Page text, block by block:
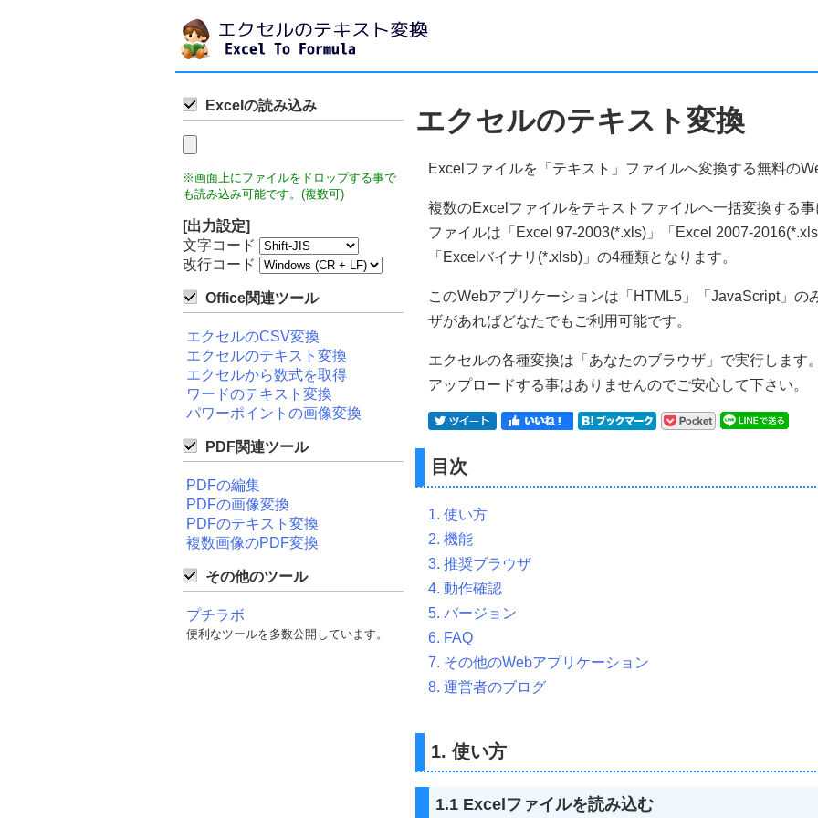
Excelの読み込み
※画面上にファイルをドロップする事で
も読み込み可能です。(複数可)
[出力設定]
文字コード
改行コード
Office関連ツール
エクセルのCSV変換
エクセルのテキスト変換
エクセルから数式を取得
ワードのテキスト変換
パワーポイントの画像変換
PDF関連ツール
PDFの編集
PDFの画像変換
PDFのテキスト変換
複数画像のPDF変換
その他のツール
プチラボ
便利なツールを多数公開しています。
エクセルのテキスト変換
Excelファイルを「テキスト」ファイルへ変換する無料の
複数のExcelファイルをテキストファイルへ一括変換する
ファイルは「Excel 97-2003(*.xls)」「Excel 2007-
「Excelバイナリ(*.xlsb)」の4種類となります。
このWebアプリケーションは「HTML5」「JavaScript」の
ザがあればどなたでもご利用可能です。
エクセルの各種変換は「あなたのブラウザ」で実行します
アップロードする事はありませんのでご安心して下さい。
目次
1. 使い方
2. 機能
3. 推奨ブラウザ
4. 動作確認
5. バージョン
6. FAQ
7. その他のWebアプリケーション
8. 運営者のブログ
1. 使い方
1.1 Excelファイルを読み込む